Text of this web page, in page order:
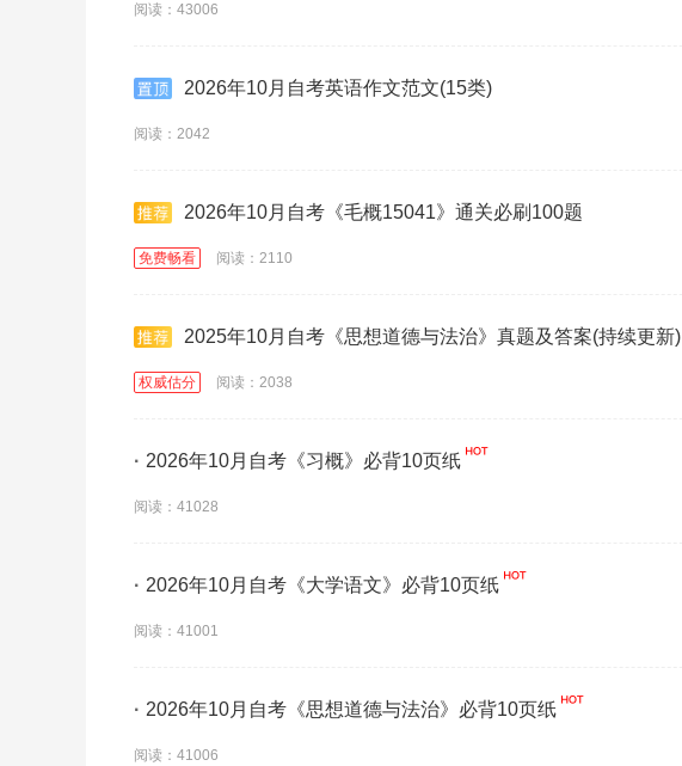
阅读：43006
2026年10月自考英语作文范文(15类)
阅读：2042
2026年10月自考《毛概15041》通关必刷100题
免费畅看 阅读：2110
2025年10月自考《思想道德与法治》真题及答案(持续更新)
权威估分 阅读：2038
· 2026年10月自考《习概》必背10页纸
阅读：41028
· 2026年10月自考《大学语文》必背10页纸
阅读：41001
· 2026年10月自考《思想道德与法治》必背10页纸
阅读：41006